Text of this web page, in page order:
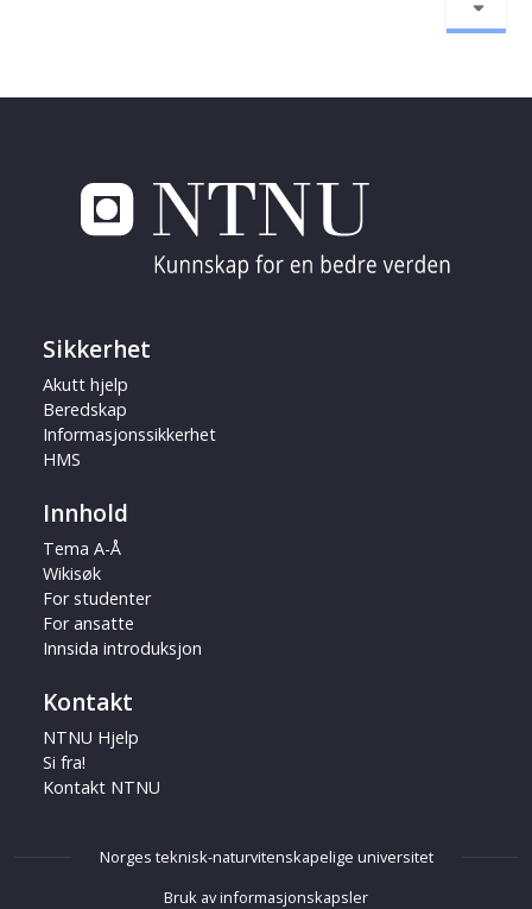
Sikkerhet
Akutt hjelp
Beredskap
Informasjonssikkerhet
HMS
Innhold
Tema A-Å
Wikisøk
For studenter
For ansatte
Innsida introduksjon
Kontakt
NTNU Hjelp
Si fra!
Kontakt NTNU
Norges teknisk-naturvitenskapelige universitet
Bruk av informasjonskapsler